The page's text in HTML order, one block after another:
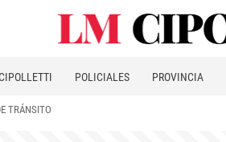
POLICIALES PROVINCIA
TRÁNSITO